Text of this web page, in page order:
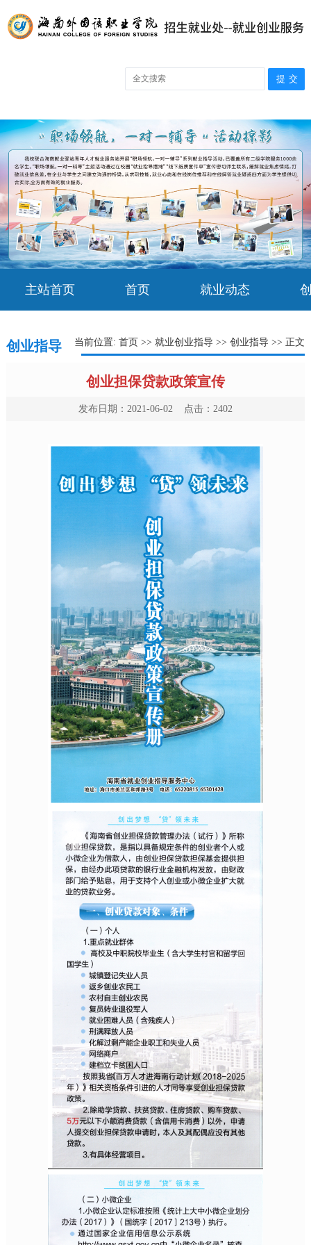
主站首页 首页 就业动态
创业指导 当前位置:首页 >>就业创业指导 >>创业指导 >> 正文
创业担保贷款政策宣传
发布日期：2021-06-02 点击： 2402